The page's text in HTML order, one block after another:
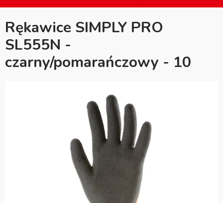
Rękawice SIMPLY PRO
SL555N -
czarny/pomarańczowy - 10